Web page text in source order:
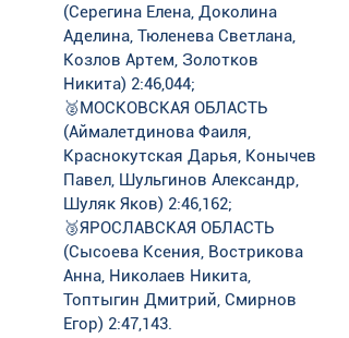
(Серегина Елена, Доколина
Аделина, Тюленева Светлана,
Козлов Артем, Золотков
Никита) 2:46,044;
🥈МОСКОВСКАЯ ОБЛАСТЬ
(Аймалетдинова Фаиля,
Краснокутская Дарья, Конычев
Павел, Шульгинов Александр,
Шуляк Яков) 2:46,162;
🥉ЯРОСЛАВСКАЯ ОБЛАСТЬ
(Сысоева Ксения, Вострикова
Анна, Николаев Никита,
Топтыгин Дмитрий, Смирнов
Егор) 2:47,143.